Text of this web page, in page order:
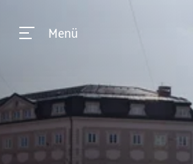
Menü